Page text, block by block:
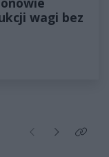
wagi bez
Poprzednie
NastępneKliknij